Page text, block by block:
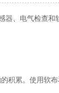
、电气检查
累。使用软布